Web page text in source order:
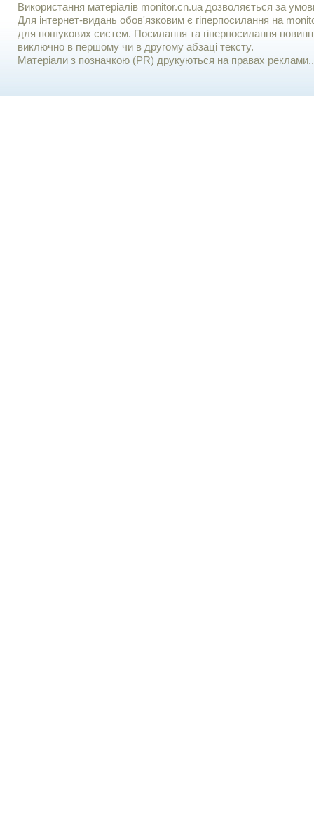
Використання матерiалiв monitor.cn.ua дозволяється за
Для iнтернет-видань обов'язковим є гiперпосилання на
для пошукових систем. Посилання та гіперпосилання
виключно в першому чи в другому абзаці тексту.
Матеріали з позначкою (PR) друкуються на правах реклами..